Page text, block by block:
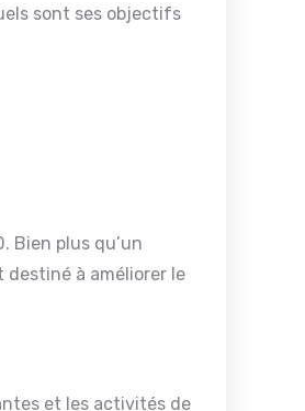
sont ses objectifs
Bien plus qu’un
destiné à améliorer le
et les activités de